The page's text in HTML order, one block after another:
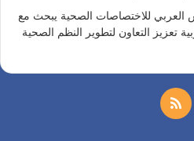
العربي للاختصاصات الصحية يبحث مع
تعزيز التعاون لتطوير النظم الصحية